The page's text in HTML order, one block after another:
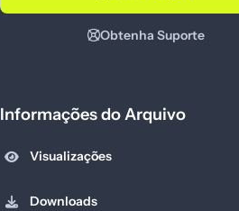
Obtenha Suporte
Informações do Arquivo
Visualizações
Downloads